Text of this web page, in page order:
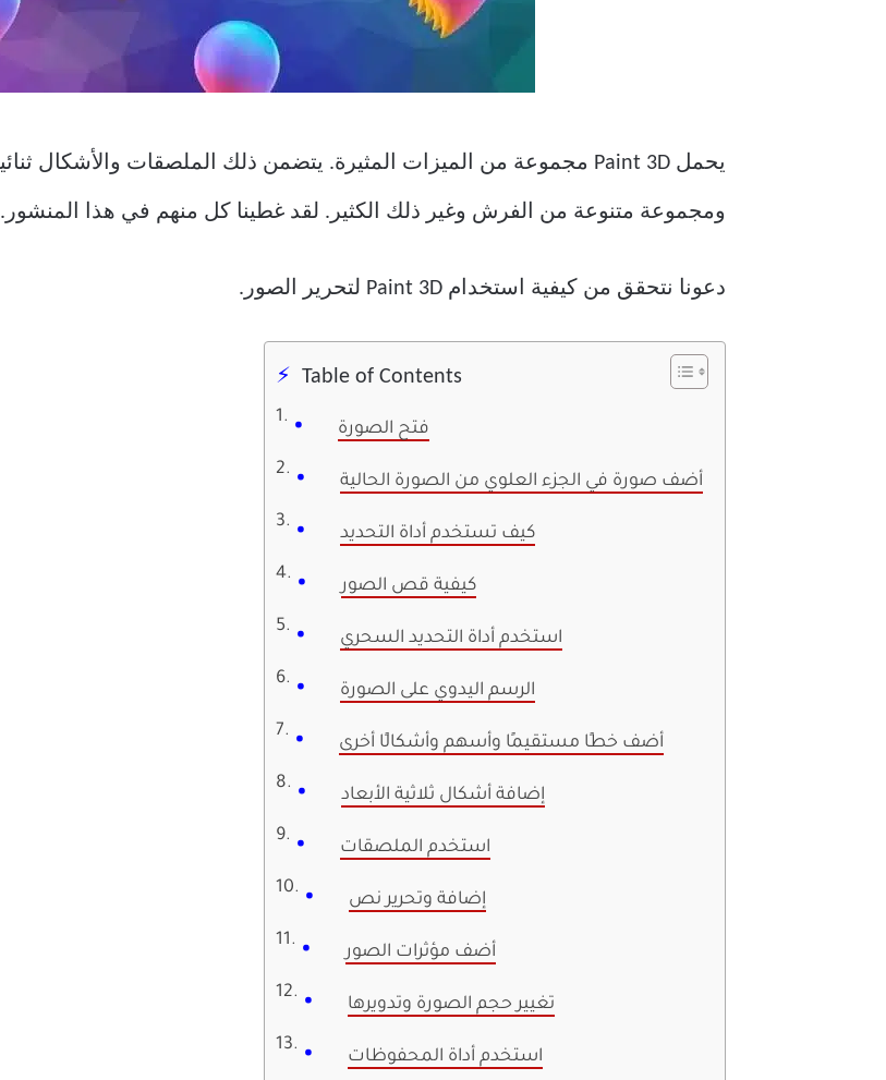
ومجموعة متنوعة من الفرش وغير ذلك الكثير. لقد غطينا كل منهم في هذا المنشور.
دعونا نتحقق من كيفية استخدام Paint 3D لتحرير الصور.
Table of Contents
فتح الصورة
أضف صورة في الجزء العلوي من الصورة الحالية
كيف تستخدم أداة التحديد
كيفية قص الصور
استخدم أداة التحديد السحري
الرسم اليدوي على الصورة
أضف خطًا مستقيمًا وأسهم وأشكالًا أخرى
إضافة أشكال ثلاثية الأبعاد
استخدم الملصقات
إضافة وتحرير نص
أضف مؤثرات الصور
تغيير حجم الصورة وتدويرها
استخدم أداة المحفوظات